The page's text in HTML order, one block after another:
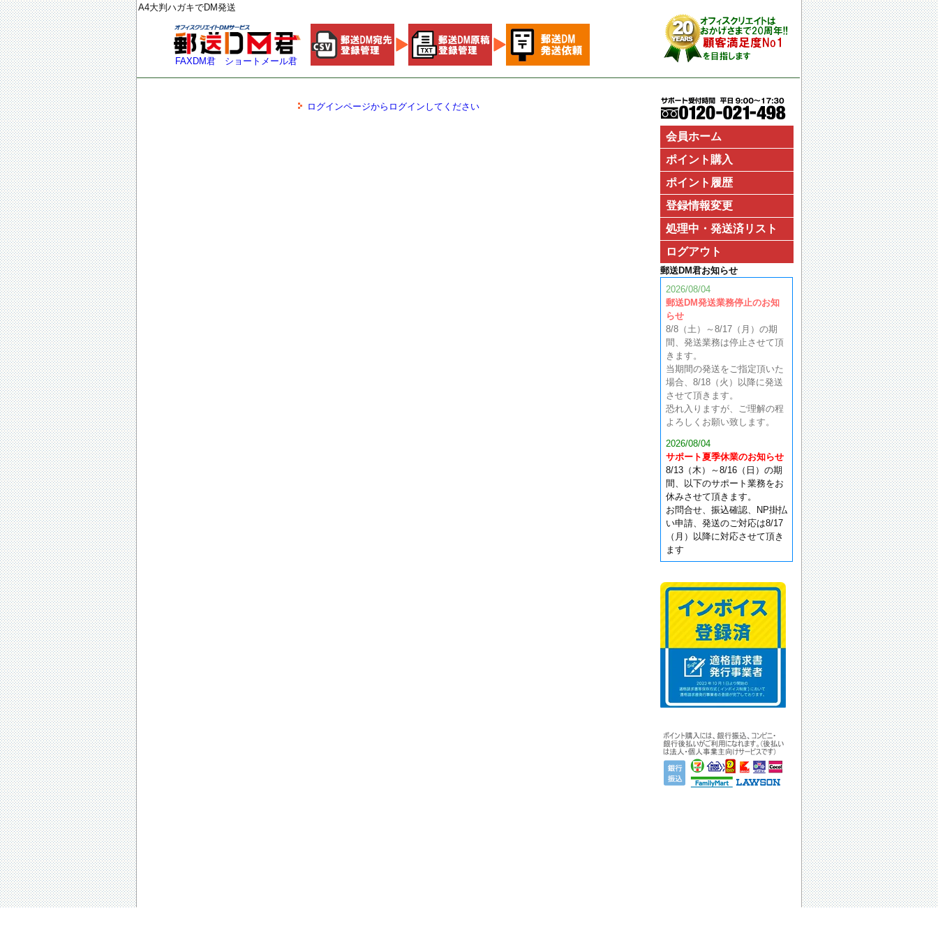
A4大判ハガキでDM発送
FAXDM君 ショートメール君
会員ホーム
ポイント購入
ポイント履歴
登録情報変更
処理中・発送済リスト
ログアウト
郵送DM君お知らせ
2026/08/04
郵送DM発送業務停止のお知
らせ
8/8（土）～8/17（月）の期
間、発送業務は停止させて頂
きます。
当期間の発送をご指定頂いた
場合、8/18（火）以降に発送
させて頂きます。
恐れ入りますが、ご理解の程
よろしくお願い致します。
2026/08/04
サポート夏季休業のお知らせ
8/13（木）～8/16（日）の期
間、以下のサポート業務をお
休みさせて頂きます。
お問合せ、振込確認、NP掛払
い申請、発送のご対応は8/17
（月）以降に対応させて頂き
ます
ログインページからログインしてください